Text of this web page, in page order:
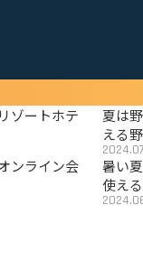
ゾートホテ
夏は
える
ンライン会
暑い
使え